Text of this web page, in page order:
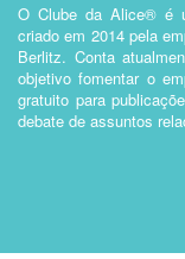
O Clube da Alice® é
criado em 2014 pela
Berlitz. Conta
objetivo fomentar o
gratuito para
debate de assuntos